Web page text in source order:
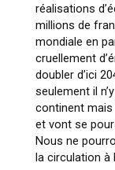
réalisations
millions de
mondiale en
cruellement
doubler d’ici
seulement il
continent mais
et vont se
Nous ne
la circulation à